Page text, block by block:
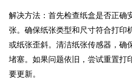
解决方法：首先检查纸盒是否正确
张。确保纸张类型和尺寸符合打印
或纸张歪斜。清洁纸张传感器，确
堵塞。如果问题依旧，尝试重置打
要更新。